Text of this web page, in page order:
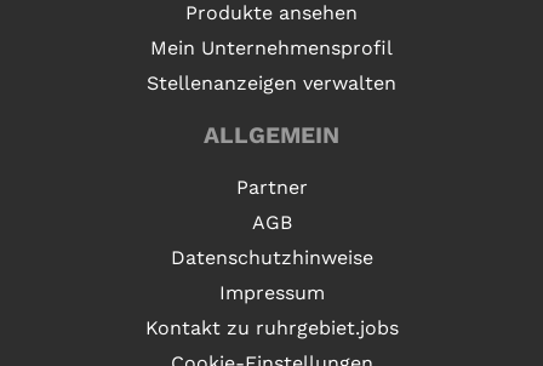
Produkte ansehen
Mein Unternehmensprofil
Stellenanzeigen verwalten
ALLGEMEIN
Partner
AGB
Datenschutzhinweise
Impressum
Kontakt zu ruhrgebiet.jobs